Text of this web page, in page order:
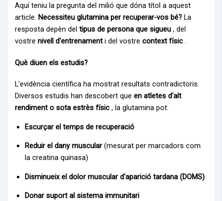
Aquí teniu la pregunta del milió que dóna títol a aquest
article.Necessiteu glutamina per recuperar-vos bé? La
resposta depèn deltipus de persona que sigueu , del
vostrenivell d'entrenamenti del vostrecontext físic .
Què diuen els estudis?
L'evidència científica ha mostrat resultats contradictoris.
Diversos estudis han descobert queen atletes d'alt
rendiment o sota estrès físic , la glutamina pot:
Escurçar el temps de recuperació
Reduir el dany muscular (mesurat per marcadors com
la creatina quinasa)
Disminueix el dolor muscular d'aparició tardana (DOMS)
Donar suport al sistema immunitari